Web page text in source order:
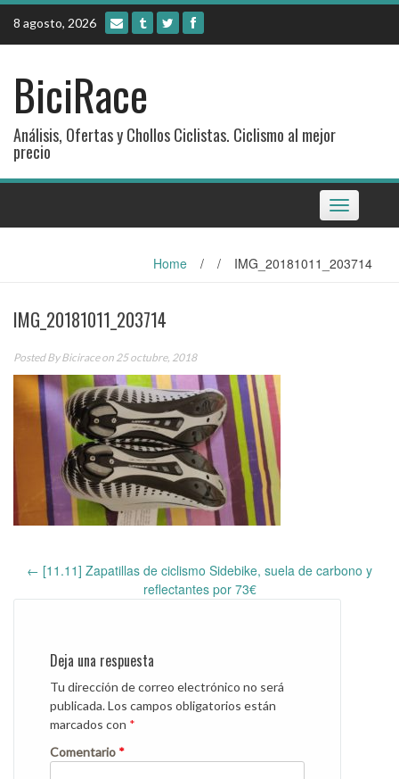
Skip
content
8 agosto, 2026
BiciRace
Análisis, Ofertas y Chollos Ciclistas. Ciclismo al mejor
precio
Toggle
navigation
Home / / IMG_20181011_203714
IMG_20181011_203714
Posted ByBiciraceon 25 octubre, 2018
navigation
← [11.11] Zapatillas de ciclismo Sidebike, suela de carbono y
reflectantes por 73€
Deja una respuesta
Tu dirección de correo electrónico no será
publicada.Los campos obligatorios están
marcados con *
Comentario *